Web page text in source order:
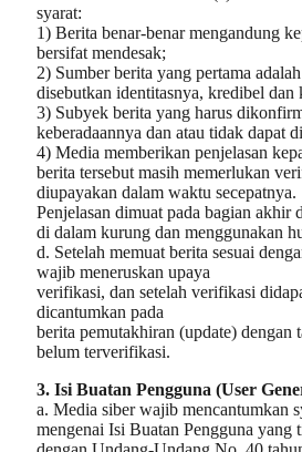
syarat:
1) Berita benar-benar mengandung
bersifat mendesak;
2) Sumber berita yang pertama
disebutkan identitasnya, kredibel dan
3) Subyek berita yang harus
keberadaannya dan atau tidak dapat
4) Media memberikan penjelasan
berita tersebut masih memerlukan
diupayakan dalam waktu secepatnya.
Penjelasan dimuat pada bagian akhir
di dalam kurung dan menggunakan
d. Setelah memuat berita sesuai
wajib meneruskan upaya
verifikasi, dan setelah verifikasi
dicantumkan pada
berita pemutakhiran (update) dengan
belum terverifikasi.
3. Isi Buatan Pengguna (User
a. Media siber wajib mencantumkan
mengenai Isi Buatan Pengguna yang